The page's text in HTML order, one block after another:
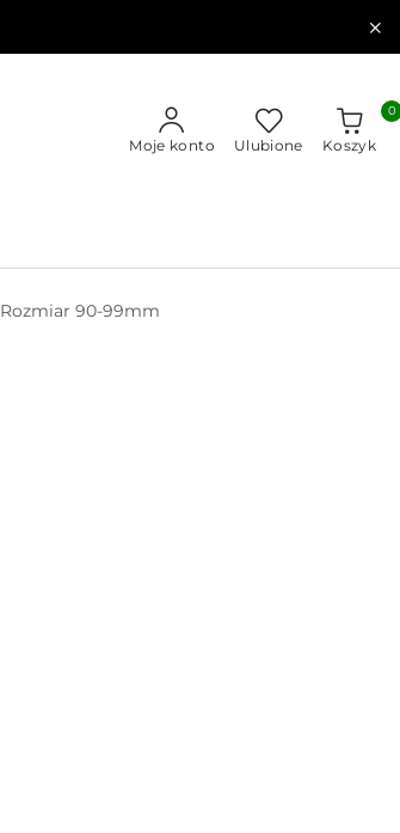
Moje konto Ulubione Koszyk
0
Rozmiar 90-99mm